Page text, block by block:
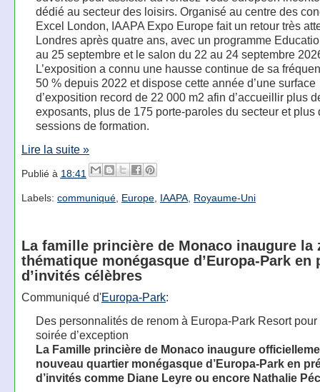
dédié au secteur des loisirs. Organisé au centre des
Excel London, IAAPA Expo Europe fait un retour très
Londres après quatre ans, avec un programme
au 25 septembre et le salon du 22 au 24 septembre
L’exposition a connu une hausse continue de sa
50 % depuis 2022 et dispose cette année d’une surface
d’exposition record de 22 000 m2 afin d’accueillir plus
exposants, plus de 175 porte-paroles du secteur et plus
sessions de formation.
Lire la suite »
Publié à 18:41
Labels: communiqué, Europe, IAAPA, Royaume-Uni
La famille princière de Monaco inaugure la
thématique monégasque d’Europa-Park en
d’invités célèbres
Communiqué d'Europa-Park:
Des personnalités de renom à Europa-Park Resort pour
soirée d’exception
La Famille princière de Monaco inaugure
nouveau quartier monégasque d’Europa-Park en
d’invités comme Diane Leyre ou encore Nathalie